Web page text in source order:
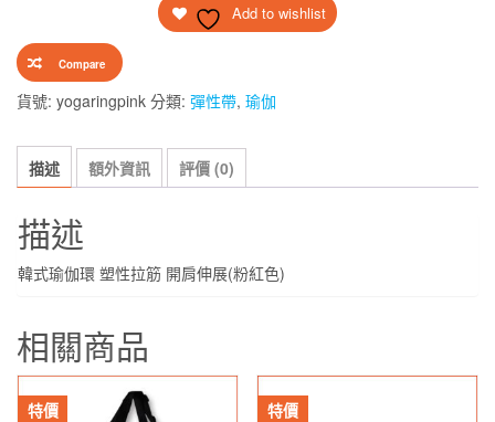
$48.00。$38.00。
環
塑
性
筋
開
伸
展
色)
數
量
Add to wishlist
Compare
貨號: yogaringpink 分類: 彈性帶, 瑜伽
描述 額外資訊 評價 (0)
描述
韓式瑜伽環 塑性拉筋 開肩伸展(粉紅色)
相關商品
特價 特價